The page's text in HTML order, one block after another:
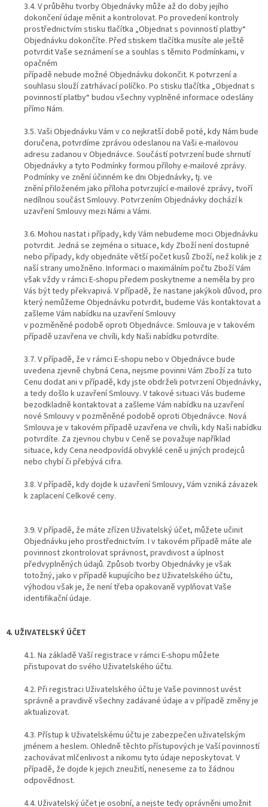
3.4. V průběhu tvorby Objednávky může až do doby jejího
dokončení údaje měnit a kontrolovat. Po provedení kontroly
prostřednictvím stisku tlačítka „Objednat s povinností platby“
Objednávku dokončíte. Před stiskem tlačítka musíte ale ještě
potvrdit Vaše seznámení se a souhlas s těmito Podmínkami, v
opačném
případě nebude možné Objednávku dokončit. K potvrzení a
souhlasu slouží zatrhávací políčko. Po stisku tlačítka „Objednat s
povinností platby“ budou všechny vyplněné informace odeslány
přímo Nám.
3.5. Vaši Objednávku Vám v co nejkratší době poté, kdy Nám bude
doručena, potvrdíme zprávou odeslanou na Vaši e-mailovou
adresu zadanou v Objednávce. Součástí potvrzení bude shrnutí
Objednávky a tyto Podmínky formou přílohy e-mailové zprávy.
Podmínky ve znění účinném ke dni Objednávky, tj. ve
znění přiloženém jako příloha potvrzující e-mailové zprávy, tvoří
nedílnou součást Smlouvy. Potvrzením Objednávky dochází k
uzavření Smlouvy mezi Námi a Vámi.
3.6. Mohou nastat i případy, kdy Vám nebudeme moci Objednávku
potvrdit. Jedná se zejména o situace, kdy Zboží není dostupné
nebo případy, kdy objednáte větší počet kusů Zboží, než kolik je z
naší strany umožněno. Informaci o maximálním počtu Zboží Vám
však vždy v rámci E-shopu předem poskytneme a neměla by pro
Vás být tedy překvapivá. V případě, že nastane jakýkoli důvod, pro
který nemůžeme Objednávku potvrdit, budeme Vás kontaktovat a
zašleme Vám nabídku na uzavření Smlouvy
v pozměněné podobě oproti Objednávce. Smlouva je v takovém
případě uzavřena ve chvíli, kdy Naši nabídku potvrdíte.
3.7. V případě, že v rámci E-shopu nebo v Objednávce bude
uvedena zjevně chybná Cena, nejsme povinni Vám Zboží za tuto
Cenu dodat ani v případě, kdy jste obdrželi potvrzení Objednávky,
a tedy došlo k uzavření Smlouvy. V takové situaci Vás budeme
bezodkladně kontaktovat a zašleme Vám nabídku na uzavření
nové Smlouvy v pozměněné podobě oproti Objednávce. Nová
Smlouva je v takovém případě uzavřena ve chvíli, kdy Naši nabídku
potvrdíte. Za zjevnou chybu v Ceně se považuje například
situace, kdy Cena neodpovídá obvyklé ceně u jiných prodejců
nebo chybí či přebývá cifra.
3.8. V případě, kdy dojde k uzavření Smlouvy, Vám vzniká závazek
k zaplacení Celkové ceny.
3.9. V případě, že máte zřízen Uživatelský účet, můžete učinit
Objednávku jeho prostřednictvím. I v takovém případě máte ale
povinnost zkontrolovat správnost, pravdivost a úplnost
předvyplněných údajů. Způsob tvorby Objednávky je však
totožný, jako v případě kupujícího bez Uživatelského účtu,
výhodou však je, že není třeba opakovaně vyplňovat Vaše
identifikační údaje.
4. UŽIVATELSKÝ ÚČET
4.1. Na základě Vaší registrace v rámci E-shopu můžete
přistupovat do svého Uživatelského účtu.
4.2. Při registraci Uživatelského účtu je Vaše povinnost uvést
správně a pravdivě všechny zadávané údaje a v případě změny je
aktualizovat.
4.3. Přístup k Uživatelskému účtu je zabezpečen uživatelským
jménem a heslem. Ohledně těchto přístupových je Vaší povinností
zachovávat mlčenlivost a nikomu tyto údaje neposkytovat. V
případě, že dojde k jejich zneužití, neneseme za to žádnou
odpovědnost.
4.4. Uživatelský účet je osobní, a nejste tedy oprávněni umožnit